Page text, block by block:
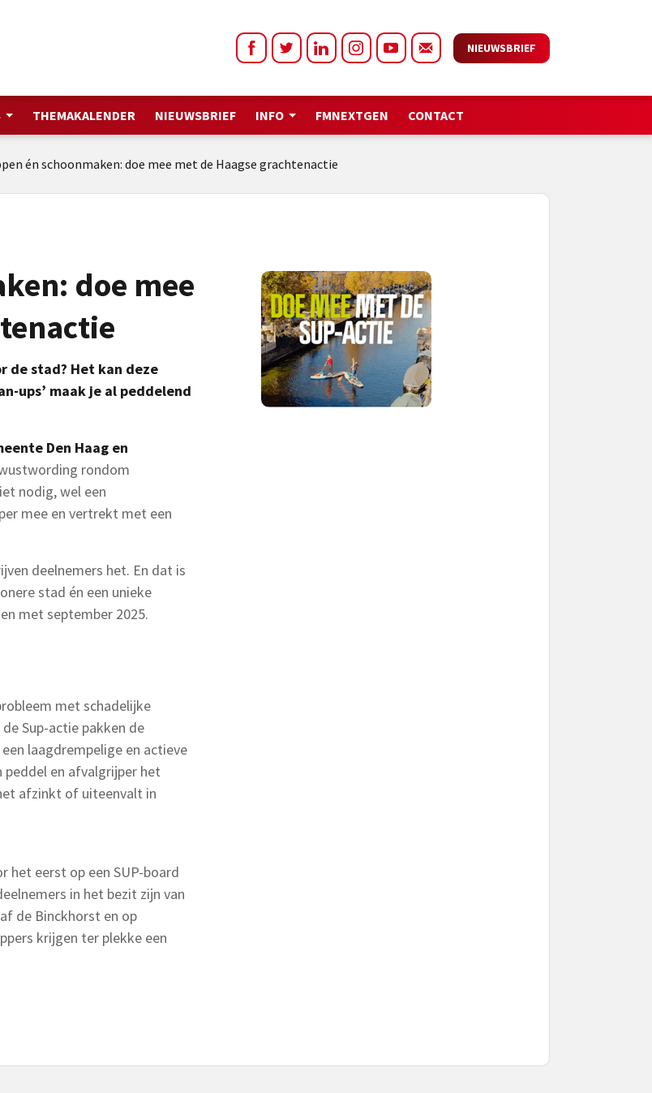
NIEUWSBRIEF
THEMAKALENDER NIEUWSBRIEF INFO FMNEXTGEN CONTACT
én schoonmaken: doe mee met de Haagse grachtenactie
doe mee
de stad? Het kan deze
ups’ maak je al peddelend
Den Haag en
rondom
nodig, wel een
mee en vertrekt met een
deelnemers het. En dat is
stad én een unieke
met september 2025.
met schadelijke
Sup-actie pakken de
laagdrempelige en actieve
peddel en afvalgrijper het
afzinkt of uiteenvalt in
het eerst op een SUP-board
in het bezit zijn van
de Binckhorst en op
krijgen ter plekke een